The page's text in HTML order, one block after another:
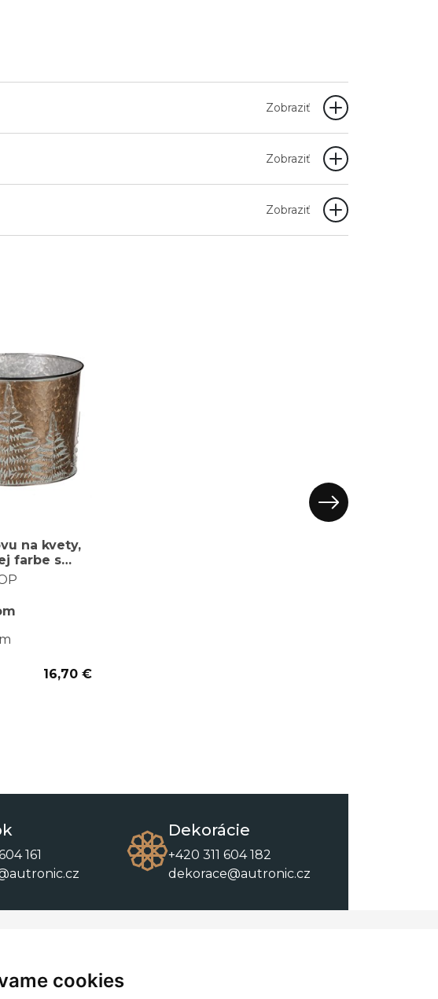
cookies
Zobraziť
Zobraziť
Zobraziť
na kvety,
farbe s
16,70 €
161
Dekorácie
+420 311 604 182
dekorace@autronic.cz
Kontakty